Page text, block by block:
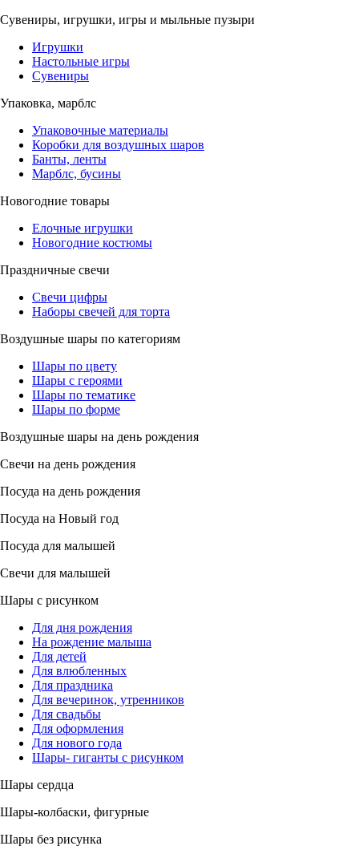
Сувениры, игрушки, игры и мыльные пузыри
Игрушки
Настольные игры
Сувениры
Упаковка, марблс
Упаковочные материалы
Коробки для воздушных шаров
Банты, ленты
Марблс, бусины
Новогодние товары
Елочные игрушки
Новогодние костюмы
Праздничные свечи
Свечи цифры
Наборы свечей для торта
Воздушные шары по категориям
Шары по цвету
Шары с героями
Шары по тематике
Шары по форме
Воздушные шары на день рождения
Свечи на день рождения
Посуда на день рождения
Посуда на Новый год
Посуда для малышей
Свечи для малышей
Шары с рисунком
Для дня рождения
На рождение малыша
Для детей
Для влюбленных
Для праздника
Для вечеринок, утренников
Для свадьбы
Для оформления
Для нового года
Шары- гиганты с рисунком
Шары сердца
Шары-колбаски, фигурные
Шары без рисунка